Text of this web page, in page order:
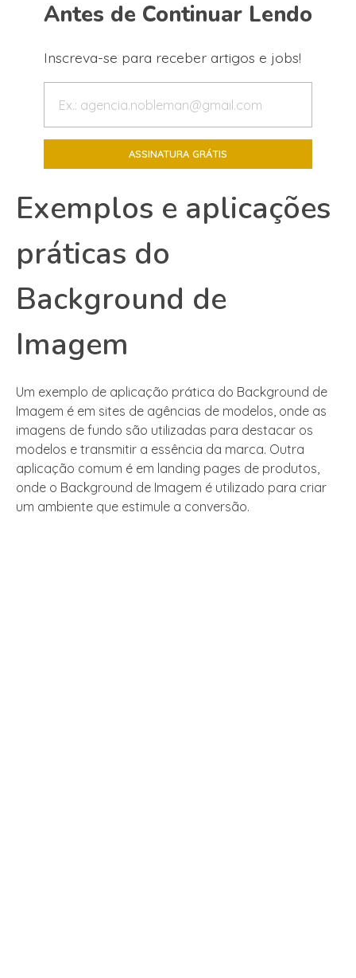
Antes de Continuar Lendo
Inscreva-se para receber artigos e jobs!
Exemplos e aplicações
práticas do
Background de
Imagem
Um exemplo de aplicação prática do Background de
Imagem é em sites de agências de modelos, onde as
imagens de fundo são utilizadas para destacar os
modelos e transmitir a essência da marca. Outra
aplicação comum é em landing pages de produtos,
onde o Background de Imagem é utilizado para criar
um ambiente que estimule a conversão.